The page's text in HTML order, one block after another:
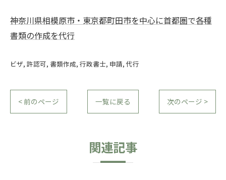
神奈川県相模原市・東京都町田市を中心に首都圏で各種
書類の作成を代行
ビザ 許認可 書類作成 行政書士 申請 代行
< 前のページ 一覧に戻る 次のページ >
関連記事